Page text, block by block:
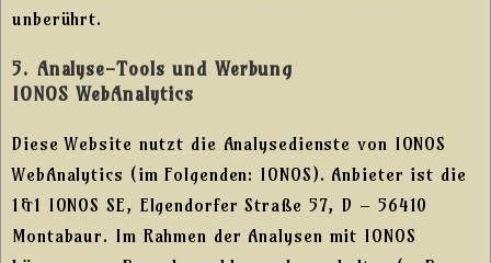
unberührt.
5. Analyse-Tools und Werbung
IONOS WebAnalytics
Diese Website nutzt die Analysedienste von IONOS
WebAnalytics (im Folgenden: IONOS). Anbieter ist die
1&1 IONOS SE, Elgendorfer Straße 57, D – 56410
Montabaur. Im Rahmen der Analysen mit IONOS